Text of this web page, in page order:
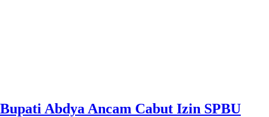
Bupati Abdya Ancam Cabut Izin SPBU